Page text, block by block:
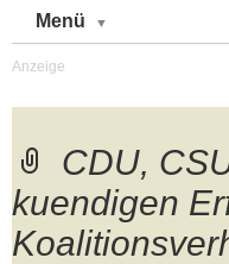
Menü
CDU,
kuendigen